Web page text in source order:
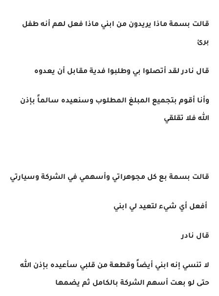
قالت بسمة ماذا يريدون من ابني ماذا فعل لهم أنه طفل
برئ
قال نادر لقد أتصلوا بي وطلبوا فدية مقابل أن يعدوه
وأنا أقوم بتجميع المبلغ المطلوب وسنعيده سالماً بإذن
الله فلا تقلقي
قالت بسمة بع كل مجوهراتي وأسهمي في الشركة وسيارتي
أفعل أي شيء لتعيد لي ابني
قال نادر
لا تنسي إنه ابني أيضاً وقطعة من قلبي سأعيده بإذن الله
حتى لو بعت أسهم الشركة بالكامل ثم يضمها